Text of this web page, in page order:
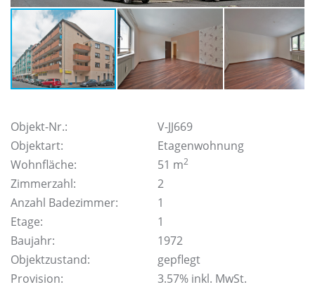
Objekt-Nr.:
V-JJ669
Objektart:
Etagenwohnung
Wohnfläche:
51 m2
Zimmerzahl:
2
Anzahl Badezimmer:
1
Etage:
1
Baujahr:
1972
Objektzustand:
gepflegt
Provision:
3.57% inkl. MwSt.